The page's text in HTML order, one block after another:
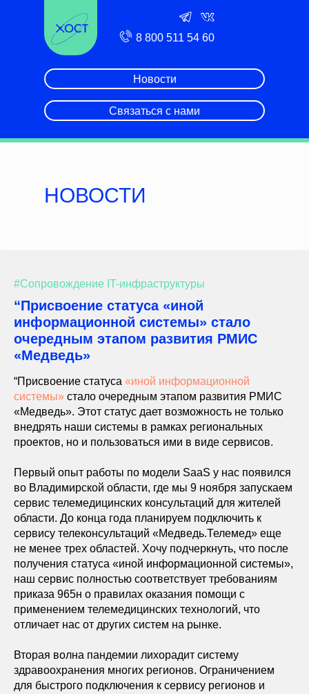
Связаться с нами
Новости
8 800 511 54 60
НОВОСТИ
#Сопровождение IT-инфраструктуры
“Присвоение статуса «иной
информационной системы» стало
очередным этапом развития РМИС
«Медведь»
“Присвоение статуса «иной информационной
системы» стало очередным этапом развития РМИС
«Медведь». Этот статус дает возможность не только
внедрять наши системы в рамках региональных
проектов, но и пользоваться ими в виде сервисов.
Первый опыт работы по модели SaaS у нас появился
во Владимирской области, где мы 9 ноября запускаем
сервис телемедицинских консультаций для жителей
области. До конца года планируем подключить к
сервису телеконсультаций «Медведь.Телемед» еще
не менее трех областей. Хочу подчеркнуть, что после
получения статуса «иной информационной системы»,
наш сервис полностью соответствует требованиям
приказа 965н о правилах оказания помощи с
применением телемедицинских технологий, что
отличает нас от других систем на рынке.
Вторая волна пандемии лихорадит систему
здравоохранения многих регионов. Ограничением
для быстрого подключения к сервису регионов и